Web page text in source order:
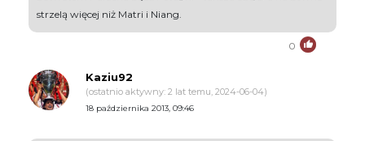
strzelą więcej niż Matri i Niang.
0
Kaziu92
(ostatnio aktywny: 2 lat temu, 2024-06-04)
18 października 2013, 09:46